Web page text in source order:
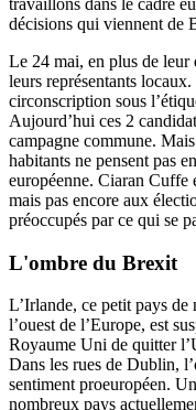
décisions qui viennent de
Le 24 mai, en plus de leur
leurs représentants locaux.
circonscription sous
Aujourd’hui ces 2
campagne commune.
habitants ne pensent pas
européenne. Ciaran Cuffe
mais pas encore aux
préoccupés par ce qui se
L'ombre du Brexit
L’Irlande, ce petit pays
l’ouest de l’Europe, est
Royaume Uni de quitter
Dans les rues de Dublin,
sentiment proeuropéen.
nombreux pays